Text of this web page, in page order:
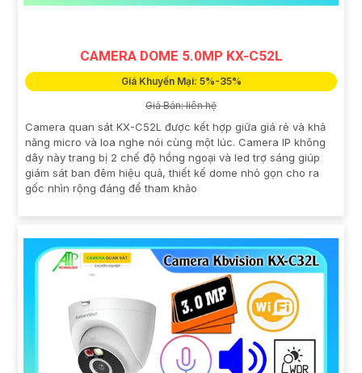
CAMERA DOME 5.0MP KX-C52L
Giá Khuyến Mại: 5%-35%
Giá Bán: liên hệ
Camera quan sát KX-C52L được kết hợp giữa giá rẻ và khả
năng micro và loa nghe nói cùng một lúc. Camera IP không
dây này trang bị 2 chế độ hồng ngoại và led trợ sáng giúp
giám sát ban đêm hiệu quả, thiết kế dome nhỏ gọn cho ra
gốc nhìn rộng đáng để tham khảo